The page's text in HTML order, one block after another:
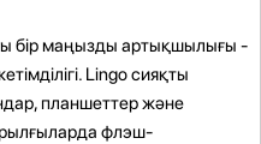
бір маңызды артықшылығы -
Lingo сияқты
планшеттер және
флэш-